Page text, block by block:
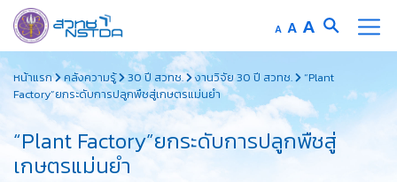
A A A
หน้าแรก คลังความรู้ 30 ปี สวทช. งานวิจัย 30 ปี สวทช.
“Plant
Factory”ยกระดับการปลูกพืชสู่เกษตรแม่นยำ
“Plant Factory”ยกระดับการปลูกพืชสู่
เกษตรแม่นยำ